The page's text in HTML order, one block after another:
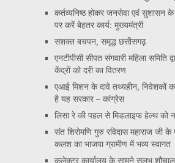
कर्तव्यनिष्ठ होकर जनसेवा एवं सुशासन
पर करें बेहतर कार्य: मुख्यमंत्री
सशक्त बचपन, समृद्ध छत्तीसगढ़
एनटीपीसी सीपत संगवारी महिला समिति
केंद्रों को दरी का वितरण
एआई मिशन के दावे तथ्यहीन, निवेशकों
है यह सरकार – कांग्रेस
लिसा रे की पहल से मिडलाइफ हेल्थ को
संत शिरोमणि गुरु रविदास महाराज जी के
कलश का भाजपा ग्रामीण में भव्य स्वागत
कलेक्टर कार्यालय के सामने सुलभ